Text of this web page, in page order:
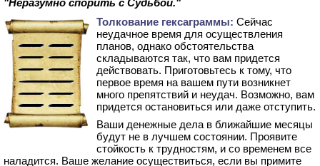
"Неразумно спорить с Судьбой."
Толкование гексаграммы: Сейчас
неудачное время для осуществления
планов, однако обстоятельства
складываются так, что вам придется
действовать. Приготовьтесь к тому, что
первое время на вашем пути возникнет
много препятствий и неудач. Возможно, вам
придется остановиться или даже отступить.
Ваши денежные дела в ближайшие месяцы
будут не в лучшем состоянии. Проявите
стойкость к трудностям, и со временем все
наладится. Ваше желание осуществиться, если вы примите